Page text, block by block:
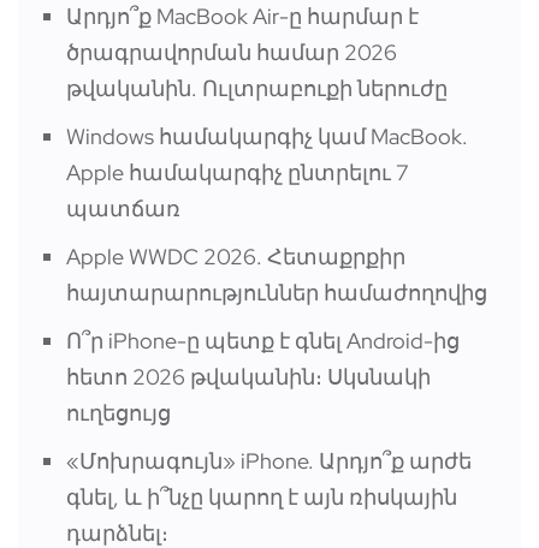
Արդյո՞ք MacBook Air-ը հարմար է
ծրագրավորման համար 2026
թվականին. Ուլտրաբուքի ներուժը
Windows համակարգիչ կամ MacBook.
Apple համակարգիչ ընտրելու 7
պատճառ
Apple WWDC 2026. Հետաքրքիր
հայտարարություններ համաժողովից
Ո՞ր iPhone-ը պետք է գնել Android-ից
հետո 2026 թվականին։ Սկսնակի
ուղեցույց
«Մոխրագույն» iPhone. Արդյո՞ք արժե
գնել, և ի՞նչը կարող է այն ռիսկային
դարձնել։